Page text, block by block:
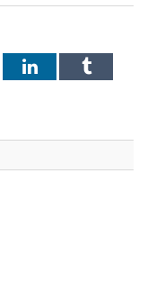
LinkedInTumblr